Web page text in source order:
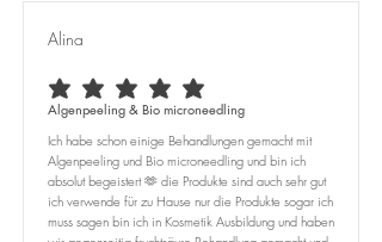
Alina
durchschnittliches Rating ist 5 von 5
Algenpeeling & Bio microneedling
Ich habe schon einige Behandlungen gemacht mit
Algenpeeling und Bio microneedling und bin ich
absolut begeistert 🫶 die Produkte sind auch sehr gut
ich verwende für zu Hause nur die Produkte sogar ich
muss sagen bin ich in Kosmetik Ausbildung und haben